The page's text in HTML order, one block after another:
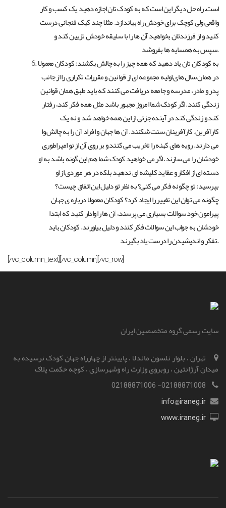
است. راه حل دیگر این است که به کودک تان اجازه دهید یک کسب و کار
واقعی ولی کوچک برای خودش راه بیاندازد. مثلا چند کیک فنجانی درست
کنید و از فرزندتان بخواهید آن ها را با سلیقه خودش تزیین کند و
سپس به همسایه ها بفروشد.
به کودکان تان یاد دهید که همه چیز را به چالش بکشند: کودکان معمولا
در همان سال های اولیه مجموعه ای از قوانین و مقررات تکراری را از جانب
پدر و مادر، مدرسه و جامعه دریافت می کنند که باید طبق همان قوانین
زندگی کنند. اگر کودک شما امروز مجبور باشد مثل همه فکر کند، رفتار
کند و زندگی کند در آینده جزئی از این همه خواهد شد و نه یک
کارآفرین. کارآفرینان سنت شکنند. آن ها جهان و افراد آن را به چالش وا
می دارند. رویه های کهنه را تخریب می کنند و بر روی آن از نو امپراطوری
خودشان را می سازند. اگر می خواهید کودک شما هم این گونه باشد به او
دسته ای از افکار و عقاید کلیشه ای ندهید بلکه در هر موردی از او
بپرسید: تو چگونه فکر می کنی؟ به نظر تو دلیل این اتفاق چیست؟
چگونه می توان این تغییر را ایجاد کرد؟ کودکان معمولا درباره ی جهان
پیرامون خود سوالات بسیاری می پرسند، آن ها را وادار کنید که ابتدا
خودشان به جواب این سوالات فکر کنند و دلیل بیاورند. کودکان باید
تفکر و اندیشیدن را درست یاد بگیرند.
[/vc_column_text][/vc_column][/vc_row]
سایت رسمی گروه متخصصین ایران
تهران ، بلوار نلسون ماندلا ، پایینتر از چهارراه جهان کودک نرسیده به
میدان آرژانتین ، روبروی وزارت راه و‌شهرسازی ، کوچه حکمت پلاک
info@iraneg.ir
www.iraneg.ir